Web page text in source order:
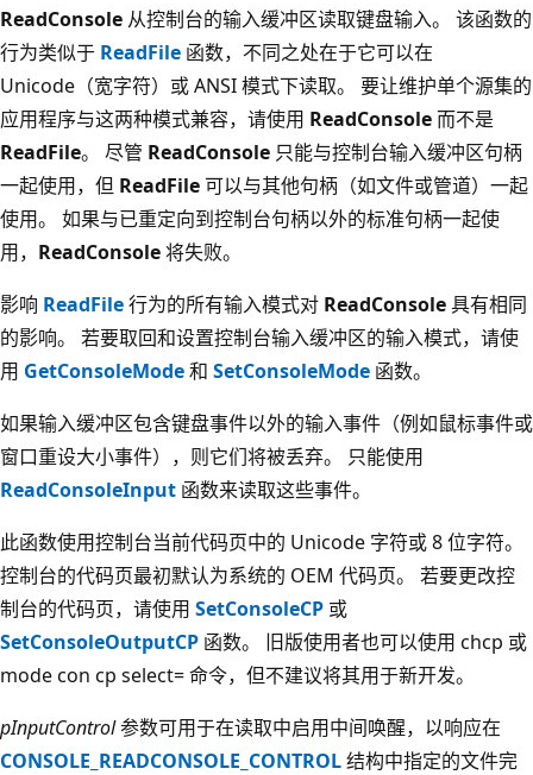
ReadConsole 从控制台的输入缓冲区读取键盘输入。 该函数的
行为类似于 ReadFile 函数，不同之处在于它可以在
Unicode（宽字符）或 ANSI 模式下读取。 要让维护单个源集的
应用程序与这两种模式兼容，请使用 ReadConsole而不是
ReadFile。 尽管 ReadConsole 只能与控制台输入缓冲区句柄
一起使用，但 ReadFile可以与其他句柄（如文件或管道）一起
使用。 如果与已重定向到控制台句柄以外的标准句柄一起使
用， ReadConsole将失败。
影响 ReadFile行为的所有输入模式对 ReadConsole具有相同
的影响。 若要取回和设置控制台输入缓冲区的输入模式，请使
用 GetConsoleMode和 SetConsoleMode 函数。
如果输入缓冲区包含键盘事件以外的输入事件（例如鼠标事件或
窗口重设大小事件），则它们将被丢弃。 只能使用
ReadConsoleInput 函数来读取这些事件。
此函数使用控制台当前代码页中的 Unicode 字符或 8 位字符。
控制台的代码页最初默认为系统的 OEM 代码页。 若要更改控
制台的代码页，请使用 SetConsoleCP 或
SetConsoleOutputCP 函数。 旧版使用者也可以使用 chcp 或
mode con cp select= 命令，但不建议将其用于新开发。
pInputControl参数可用于在读取中启用中间唤醒，以响应在
CONSOLE_READCONSOLE_CONTROL结构中指定的文件完